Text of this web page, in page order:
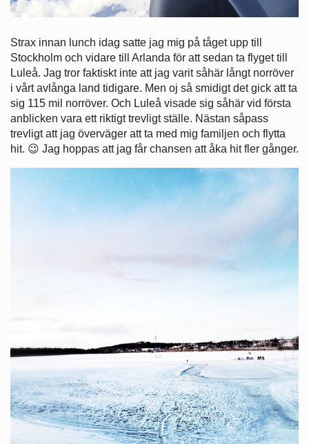
Strax innan lunch idag satte jag mig på tåget upp till
Stockholm och vidare till Arlanda för att sedan ta flyget till
Luleå. Jag tror faktiskt inte att jag varit såhär långt norröver
i vårt avlånga land tidigare. Men oj så smidigt det gick att ta
sig 115 mil norröver. Och Luleå visade sig såhär vid första
anblicken vara ett riktigt trevligt ställe. Nästan såpass
trevligt att jag överväger att ta med mig familjen och flytta
hit. 😉 Jag hoppas att jag får chansen att åka hit fler gånger.